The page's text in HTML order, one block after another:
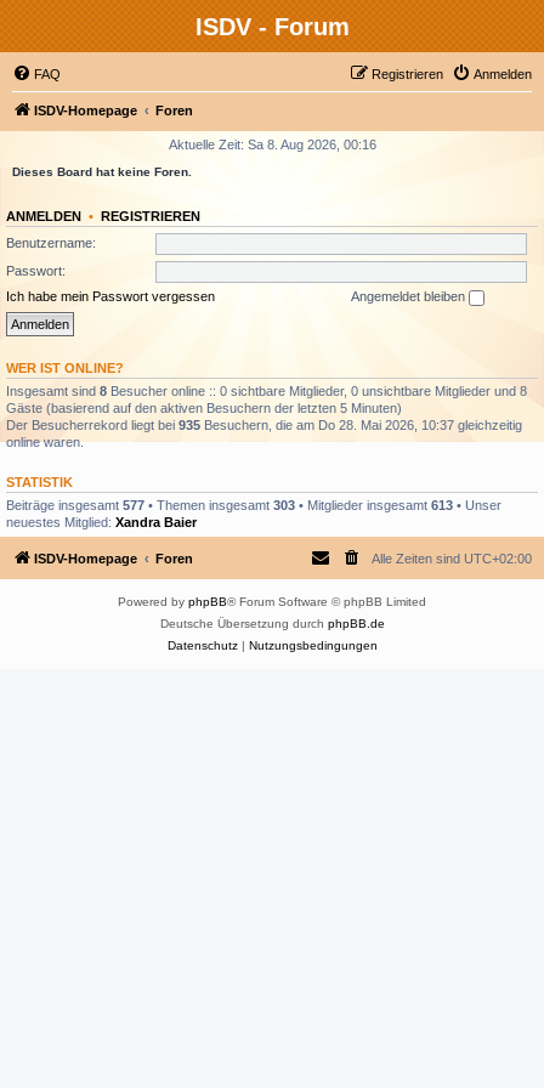
ISDV - Forum
FAQ Anmelden
Registrieren
ISDV-Homepage Foren
Aktuelle Zeit: Sa 8. Aug 2026, 00:16
Dieses Board hat keine Foren.
ANMELDEN • REGISTRIEREN
Benutzername:
Passwort:
Ich habe mein Passwort vergessen
Angemeldet bleiben
WER IST ONLINE?
Insgesamt sind 8 Besucher online :: 0 sichtbare Mitglieder, 0 unsichtbare Mitglieder und 8
Gäste (basierend auf den aktiven Besuchern der letzten 5 Minuten)
Der Besucherrekord liegt bei 935 Besuchern, die am Do 28. Mai 2026, 10:37 gleichzeitig
online waren.
STATISTIK
Beiträge insgesamt 577 • Themen insgesamt 303 • Mitglieder insgesamt 613 • Unser
neuestes Mitglied: Xandra Baier
ISDV-Homepage Foren Alle Zeiten sind UTC+02:00
Powered by phpBB® Forum Software © phpBB Limited
Deutsche Übersetzung durch phpBB.de
Datenschutz| Nutzungsbedingungen